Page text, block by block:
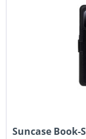
Suncase Book-